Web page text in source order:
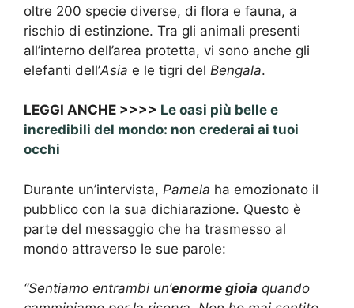
oltre 200 specie diverse, di flora e fauna, a
rischio di estinzione. Tra gli animali presenti
all’interno dell’area protetta, vi sono anche gli
elefanti dell’Asia e le tigri del Bengala.
LEGGI ANCHE >>>> Le oasi più belle e
incredibili del mondo: non crederai ai tuoi
occhi
Durante un’intervista, Pamela ha emozionato il
pubblico con la sua dichiarazione. Questo è
parte del messaggio che ha trasmesso al
mondo attraverso le sue parole:
“Sentiamo entrambi un’enorme gioia quando